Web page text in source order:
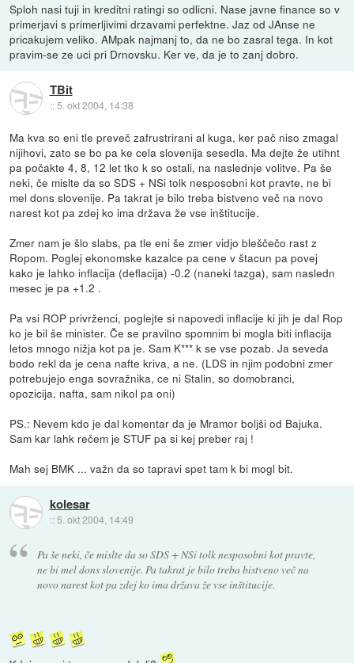
Sploh nasi tuji in kreditni ratingi so odlicni. Nase javne finance so v
primerjavi s primerljivimi drzavami perfektne. Jaz od JAnse ne
pricakujem veliko. AMpak najmanj to, da ne bo zasral tega. In kot
pravim-se ze uci pri Drnovsku. Ker ve, da je to zanj dobro.
TBit
::5. okt 2004, 14:38
Ma kva so eni tle preveč zafrustrirani al kuga, ker pač niso zmagal
nijihovi, zato se bo pa ke cela slovenija sesedla. Ma dejte že utihnt
pa počakte 4, 8, 12 let tko k so ostali, na naslednje volitve. Pa še
neki, če mislte da so SDS + NSi tolk nesposobni kot pravte, ne bi
mel dons slovenije. Pa takrat je bilo treba bistveno več na novo
narest kot pa zdej ko ima država že vse inštitucije.
Zmer nam je šlo slabs, pa tle eni še zmer vidjo bleščečo rast z
Ropom. Poglej ekonomske kazalce pa cene v štacun pa povej
kako je lahko inflacija (deflacija) -0.2 (naneki tazga), sam nasledn
mesec je pa +1.2 .
Pa vsi ROP privrženci, poglejte si napovedi inflacije ki jih je dal Rop
ko je bil še minister. Če se pravilno spomnim bi mogla biti inflacija
letos mnogo nižja kot pa je. Sam K*** k se vse pozab. Ja seveda
bodo rekl da je cena nafte kriva, a ne. (LDS in njim podobni zmer
potrebujejo enga sovražnika, ce ni Stalin, so domobranci,
opozicija, nafta, sam nikol pa oni)
PS.: Nevem kdo je dal komentar da je Mramor boljši od Bajuka.
Sam kar lahk rečem je STUF pa si kej preber raj !
Mah sej BMK ... važn da so tapravi spet tam k bi mogl bit.
kolesar
:: 5. okt 2004, 14:49
Pa še neki, če mislte da so SDS + NSi tolk nesposobni kot pravte,
ne bi mel dons slovenije. Pa takrat je bilo treba bistveno več na
novo narest kot pa zdej ko ima država že vse inštitucije.